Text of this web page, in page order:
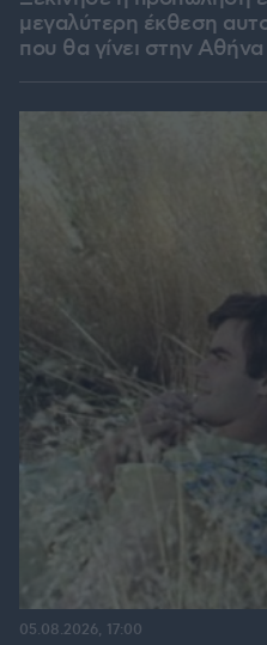
μεγαλύτερη έκθεση
που θα γίνει στην Αθήνα
05.08.2026, 17:00